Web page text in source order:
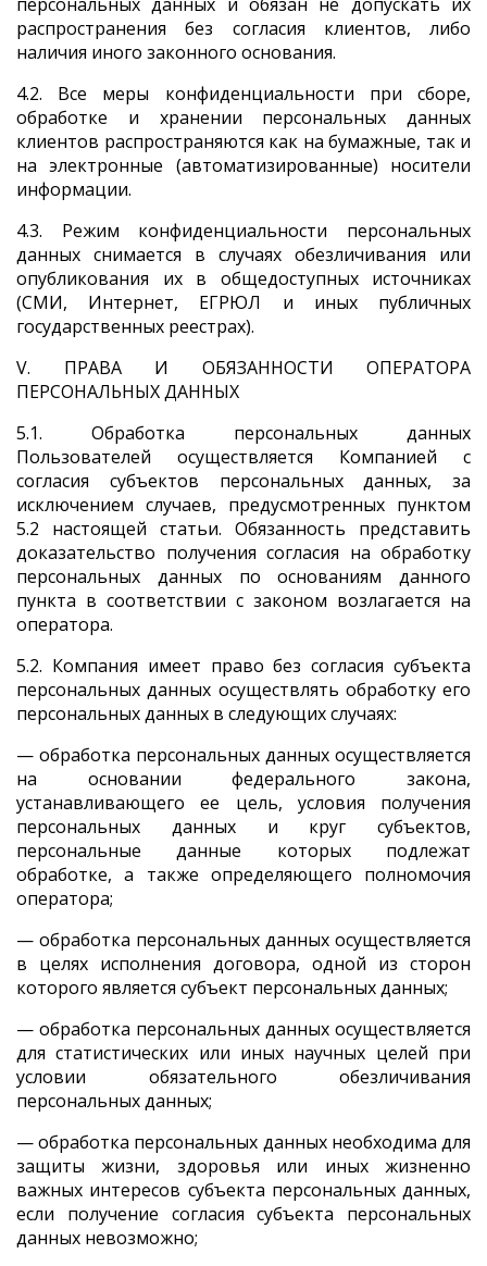
распространения без согласия клиентов, либо
наличия иного законного основания.
4.2. Все меры конфиденциальности при сборе,
обработке и хранении персональных данных
клиентов распространяются как на бумажные, так и
на электронные (автоматизированные) носители
информации.
4.3. Режим конфиденциальности персональных
данных снимается в случаях обезличивания или
опубликования их в общедоступных источниках
(СМИ, Интернет, ЕГРЮЛ и иных публичных
государственных реестрах).
V. ПРАВА И ОБЯЗАННОСТИ ОПЕРАТОРА
ПЕРСОНАЛЬНЫХ ДАННЫХ
5.1. Обработка персональных данных
Пользователей осуществляется Компанией с
согласия субъектов персональных данных, за
исключением случаев, предусмотренных пунктом
5.2 настоящей статьи. Обязанность представить
доказательство получения согласия на обработку
персональных данных по основаниям данного
пункта в соответствии с законом возлагается на
оператора.
5.2. Компания имеет право без согласия субъекта
персональных данных осуществлять обработку его
персональных данных в следующих случаях:
— обработка персональных данных осуществляется
на основании федерального закона,
устанавливающего ее цель, условия получения
персональных данных и круг субъектов,
персональные данные которых подлежат
обработке, а также определяющего полномочия
оператора;
— обработка персональных данных осуществляется
в целях исполнения договора, одной из сторон
которого является субъект персональных данных;
— обработка персональных данных осуществляется
для статистических или иных научных целей при
условии обязательного обезличивания
персональных данных;
— обработка персональных данных необходима для
защиты жизни, здоровья или иных жизненно
важных интересов субъекта персональных данных,
если получение согласия субъекта персональных
данных невозможно;